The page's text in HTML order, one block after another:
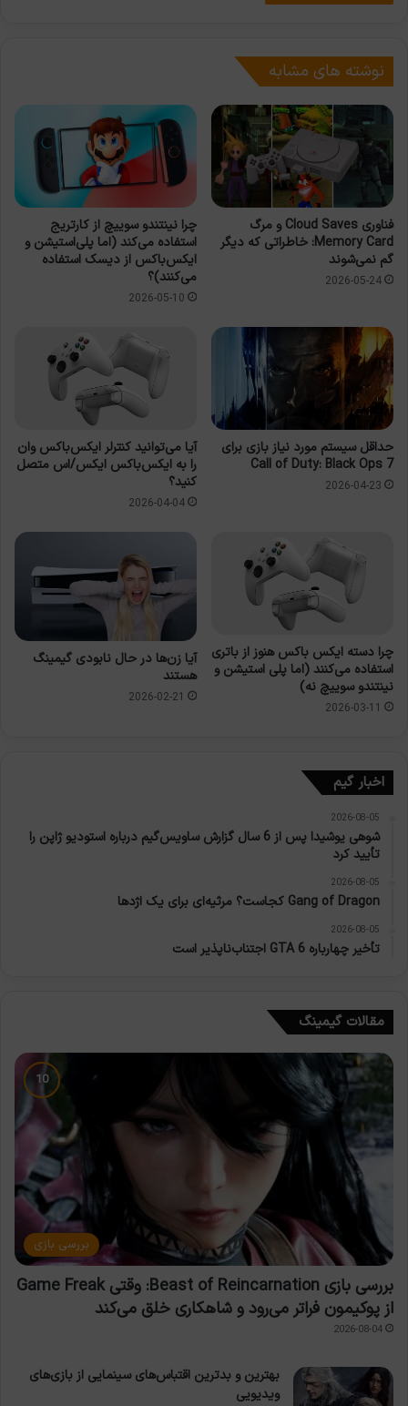
نوشته های مشابه
فناوری Cloud Saves و مرگ
Memory Card: خاطراتی که دیگر
گم نمی‌شوند
2026-05-24
چرا نینتندو سوییچ از کارتریج
استفاده می‌کند (اما پلی‌استیشن و
ایکس‌باکس از دیسک استفاده
می‌کنند)؟
2026-05-10
حداقل سیستم مورد نیاز بازی برای
Call of Duty: Black Ops 7
2026-04-23
آیا می‌توانید کنترلر ایکس‌باکس وان
را به ایکس‌باکس ایکس/اس متصل
کنید؟
2026-04-04
چرا دسته ایکس باکس هنوز از باتری
استفاده می‌کنند (اما پلی استیشن و
نینتندو سوییچ نه)
2026-03-11
آیا زن‌ها در حال نابودی گیمینگ
هستند
2026-02-21
اخبار گیم
2026-08-05
شوهی یوشیدا پس از 6 سال گزارش ساویس‌گیم درباره استودیو ژاپن را
تأیید کرد
2026-08-05
Gang of Dragon کجاست؟ مرثیه‌ای برای یک اژدها
2026-08-05
تأخیر چهارباره GTA 6 اجتناب‌ناپذیر است
مقالات گیمینگ
بررسی بازی
بررسی بازی Beast of Reincarnation: وقتی Game Freak
از پوکیمون فراتر می‌رود و شاهکاری خلق می‌کند
2026-08-04
بهترین و بدترین اقتباس‌های سینمایی از بازی‌های
ویدیویی